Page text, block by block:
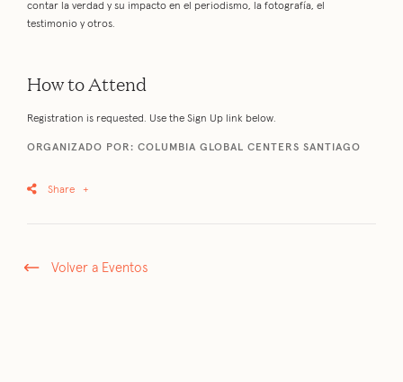
contar la verdad y su impacto en el periodismo, la fotografía, el
testimonio y otros.
How to Attend
Registration is requested. Use the Sign Up link below.
ORGANIZADO POR: COLUMBIA GLOBAL CENTERS SANTIAGO
Share +
Volver a Eventos